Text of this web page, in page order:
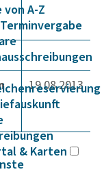
A-Z
& Karten
19.08.2013